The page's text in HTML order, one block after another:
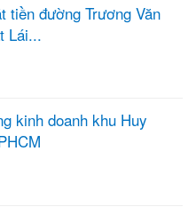
tiền đường Trương Văn
Lái...
kinh doanh khu Huy